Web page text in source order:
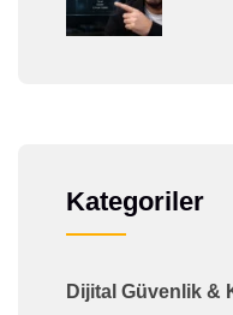
Kategoriler
Dijital Güvenlik &